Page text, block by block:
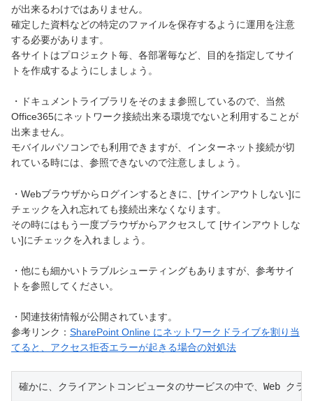
が出来るわけではありません。
確定した資料などの特定のファイルを保存するように運用を注意
する必要があります。
各サイトはプロジェクト毎、各部署毎など、目的を指定してサイ
トを作成するようにしましょう。
・ドキュメントライブラリをそのまま参照しているので、当然
Office365にネットワーク接続出来る環境でないと利用することが
出来ません。
モバイルパソコンでも利用できますが、インターネット接続が切
れている時には、参照できないので注意しましょう。
・Webブラウザからログインするときに、[サインアウトしない]に
チェックを入れ忘れても接続出来なくなります。
その時にはもう一度ブラウザからアクセスして [サインアウトしな
い]にチェックを入れましょう。
・他にも細かいトラブルシューティングもありますが、参考サイ
トを参照してください。
・関連技術情報が公開されています。
参考リンク： SharePoint Online にネットワークドライブを割り当
てると、アクセス拒否エラーが起きる場合の対処法
確かに、クライアントコンピュータのサービスの中で、Web